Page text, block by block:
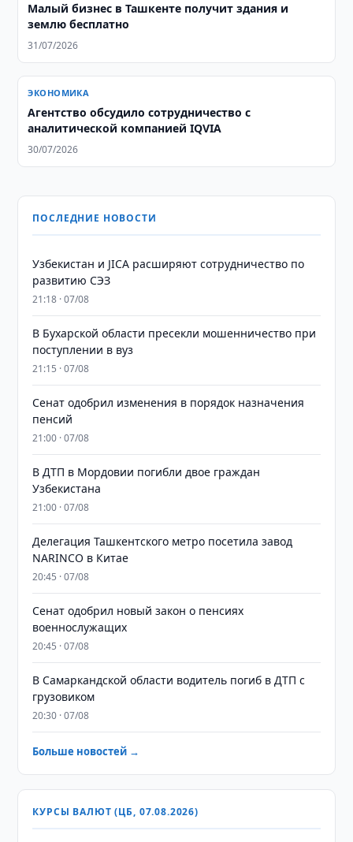
Малый бизнес в Ташкенте получит здания и
землю бесплатно
31/07/2026
ЭКОНОМИКА
Агентство обсудило сотрудничество с
аналитической компанией IQVIA
30/07/2026
ПОСЛЕДНИЕ НОВОСТИ
Узбекистан и JICA расширяют сотрудничество по
развитию СЭЗ
21:18 · 07/08
В Бухарской области пресекли мошенничество при
поступлении в вуз
21:15 · 07/08
Сенат одобрил изменения в порядок назначения
пенсий
21:00 · 07/08
В ДТП в Мордовии погибли двое граждан
Узбекистана
21:00 · 07/08
Делегация Ташкентского метро посетила завод
NARINCO в Китае
20:45 · 07/08
Сенат одобрил новый закон о пенсиях
военнослужащих
20:45 · 07/08
В Самаркандской области водитель погиб в ДТП с
грузовиком
20:30 · 07/08
Больше новостей →
КУРСЫ ВАЛЮТ (ЦБ, 07.08.2026)